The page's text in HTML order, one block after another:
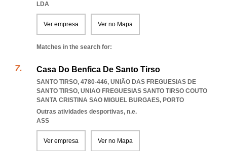
LDA
Ver empresa Ver no Mapa
Matches in the search for:
Casa Do Benfica De Santo Tirso
SANTO TIRSO, 4780-446, UNIÃO DAS FREGUESIAS DE
SANTO TIRSO, UNIAO FREGUESIAS SANTO TIRSO COUTO
SANTA CRISTINA SAO MIGUEL BURGAES, PORTO
Outras atividades desportivas, n.e.
ASS
Ver empresa Ver no Mapa